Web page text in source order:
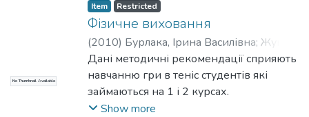
людини». Навчальне видання
рекомендоване спеціалістам з
фізичного виховання: викладачам
вищих навчальних закладів, а також
інструкторам та керівникам секцій з
баскетболу у оздоровчих таборах,
студмістечках. Основний зміст
No Thumbnail Available
Item Restricted
Фізичне виховання
(2010) Бурлака, Ірина Василівна; Жуков,
Сергій Миколайович;Лукачина,
Анатолій Васильович
Міжуніверситетський медико-
інженерний;
Дані методичні рекомендації сприяють
навчанню гри в теніс студентів які
займаються на 1 і 2 курсах.
Show more